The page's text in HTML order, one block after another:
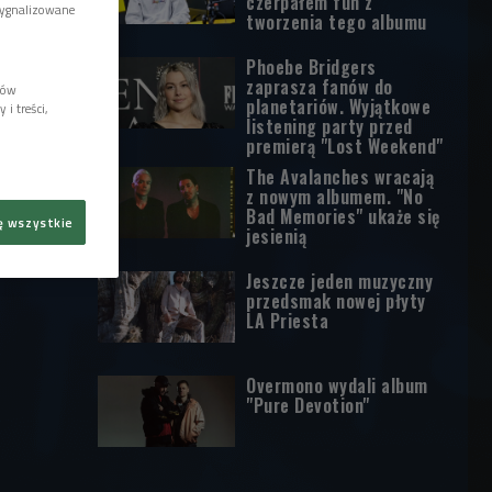
tworzenia tego albumu
Phoebe Bridgers
zaprasza fanów do
planetariów. Wyjątkowe
listening party przed
premierą "Lost Weekend"
The Avalanches wracają
z nowym albumem. "No
Bad Memories" ukaże się
jesienią
Jeszcze jeden muzyczny
przedsmak nowej płyty
LA Priesta
Overmono wydali album
"Pure Devotion"
i treści,
wszystkie